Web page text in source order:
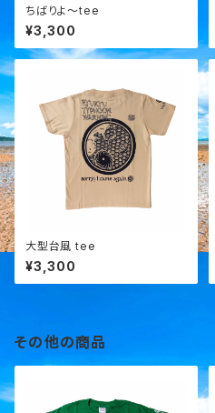
ちばりよ～tee
¥3,300
大型台風 tee
¥3,300
その他の商品